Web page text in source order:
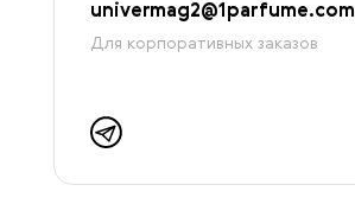
univermag2@1parfume.com
Для корпоративных заказов